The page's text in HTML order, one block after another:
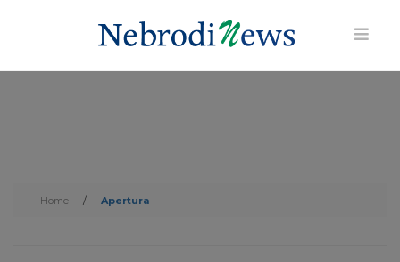
Home / Apertura